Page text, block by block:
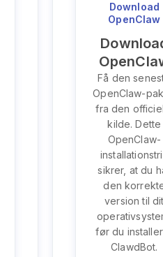
Download
OpenClaw
Få den
OpenClaw-
fra den
kilde. Dette
OpenClaw-
sikrer, at du
den
version til
før du
ClawdBot.